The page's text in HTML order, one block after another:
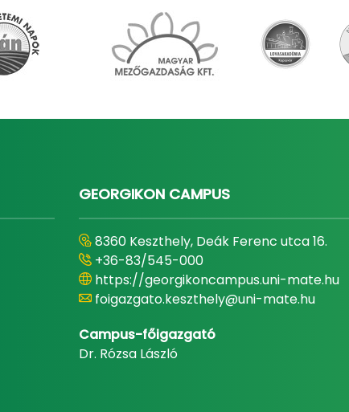
GEORGIKON CAMPUS
8360 Keszthely, Deák Ferenc utca 16.
+36-83/545-000
https://georgikoncampus.uni-mate.hu
foigazgato.keszthely@uni-mate.hu
Campus-főigazgató
Dr. Rózsa László